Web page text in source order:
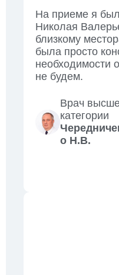
На приеме я
Николая
близкому
была просто
необходимости
не будем.
Врач
категории
о Н.В.